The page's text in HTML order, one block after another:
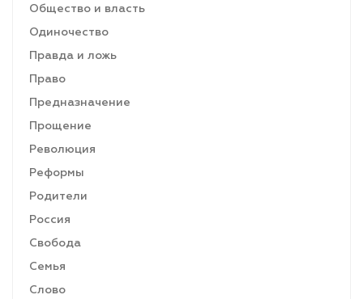
Общество и власть
Одиночество
Правда и ложь
Право
Предназначение
Прощение
Революция
Реформы
Родители
Россия
Свобода
Семья
Слово